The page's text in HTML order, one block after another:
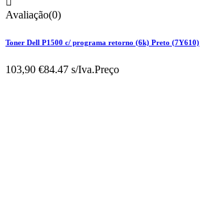
Avaliação(0)
Toner Dell P1500 c/ programa retorno (6k) Preto (7Y610)
103,90 €84.47 s/Iva.Preço